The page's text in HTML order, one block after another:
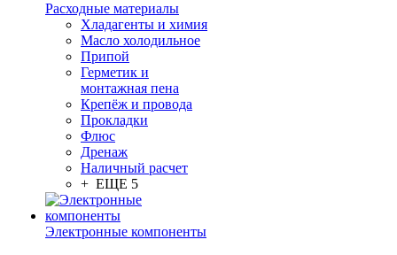
Расходные материалы
Хладагенты и химия
Масло холодильное
Припой
Герметик и
монтажная пена
Крепёж и провода
Прокладки
Флюс
Дренаж
Наличный расчет
+ ЕЩЕ 5
Электронные компоненты